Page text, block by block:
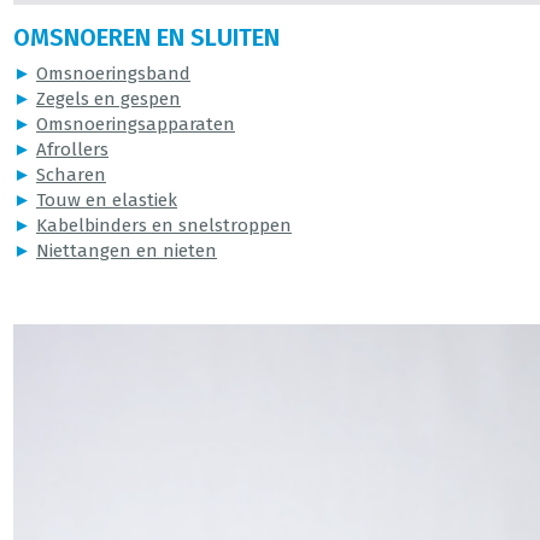
OMSNOEREN EN SLUITEN
► Omsnoeringsband
► Zegels en gespen
► Omsnoeringsapparaten
► Afrollers
► Scharen
► Touw en elastiek
► Kabelbinders en snelstroppen
► Niettangen en nieten